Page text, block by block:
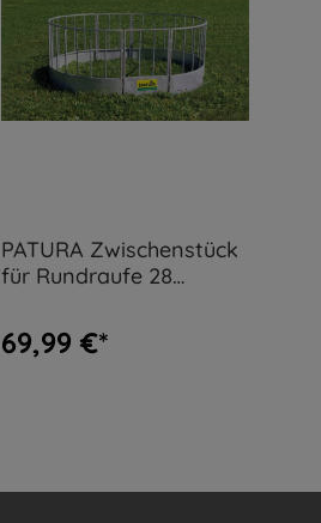
PATURA Zwischenstück
für Rundraufe 28
69,99 €*